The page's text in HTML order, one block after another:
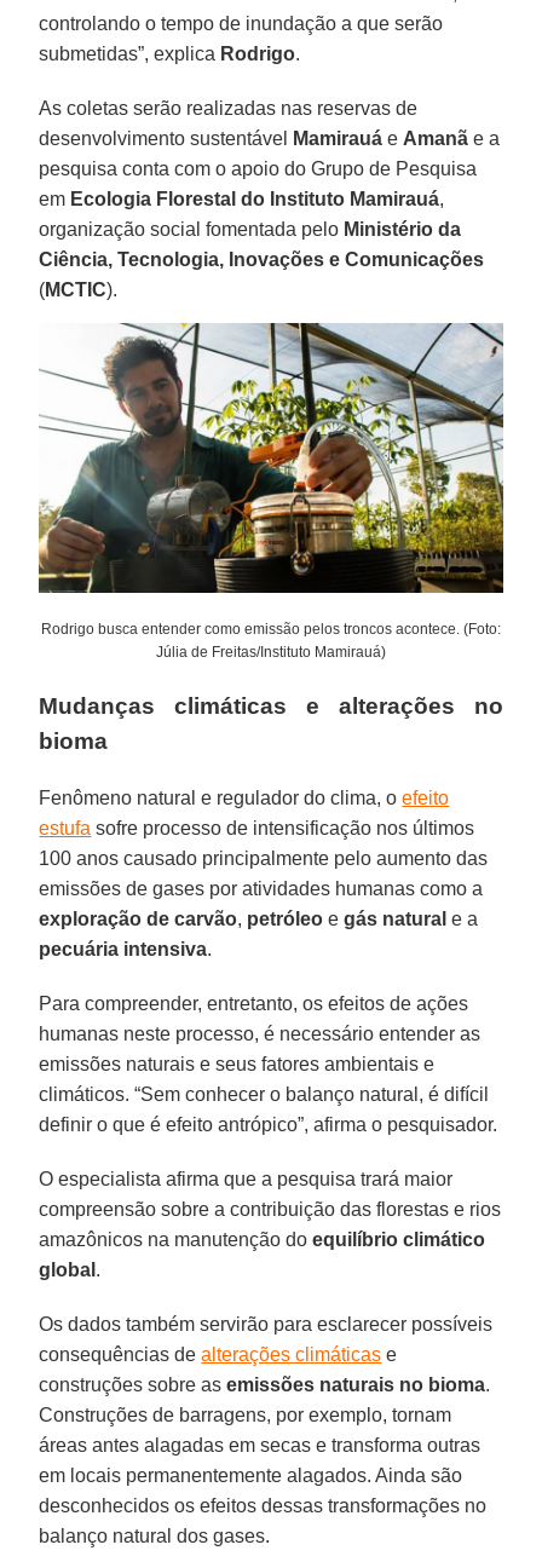
controlando o tempo de inundação a que serão
submetidas”, explica Rodrigo.
As coletas serão realizadas nas reservas de
desenvolvimento sustentável
Mamirauá e Amanã e a
pesquisa conta com o apoio do Grupo de Pesquisa
em Ecologia Florestal do Instituto Mamirauá,
organização social fomentada pelo Ministério da
Ciência, Tecnologia, Inovações e Comunicações
(MCTIC).
Rodrigo busca entender como emissão pelos troncos acontece. (Foto:
Júlia de Freitas/Instituto Mamirauá)
Mudanças climáticas e alterações no
bioma
Fenômeno natural e regulador do clima, oefeito
estufa sofre processo de intensificação nos últimos
100 anos causado principalmente pelo aumento das
emissões de gases por atividades humanas como a
exploração de carvão, petróleo egás natural e a
pecuária intensiva.
Para compreender, entretanto, os efeitos de ações
humanas neste processo, é necessário entender as
emissões naturais e seus fatores ambientais e
climáticos. “Sem conhecer o balanço natural, é difícil
definir o que é efeito antrópico”, afirma o pesquisador.
O especialista afirma que a pesquisa trará maior
compreensão sobre a contribuição das florestas e rios
amazônicos na manutenção doequilíbrio climático
global .
Os dados também servirão para esclarecer possíveis
consequências dealterações climáticas e
construções sobre as emissões naturais no bioma.
Construções de barragens, por exemplo, tornam
áreas antes alagadas em secas e transforma outras
em locais permanentemente alagados. Ainda são
desconhecidos os efeitos dessas transformações no
balanço natural dos gases.